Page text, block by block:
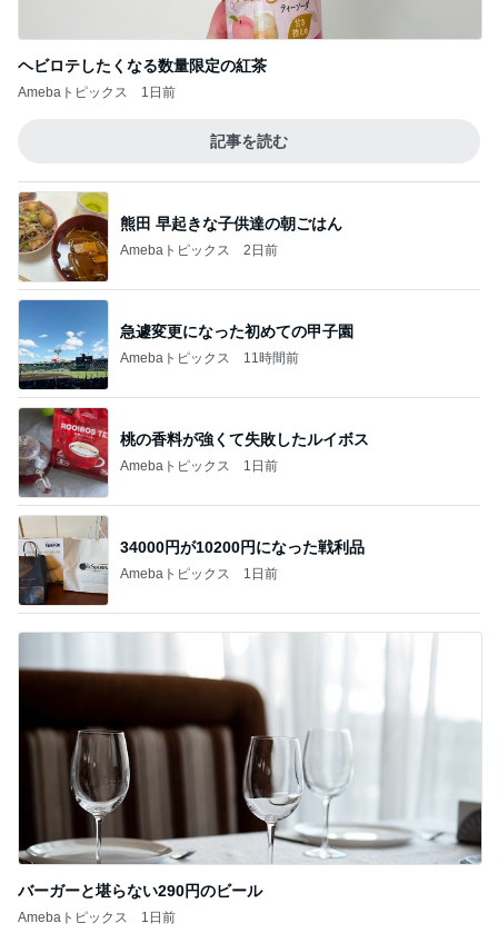
ヘビロテしたくなる数量限定の紅茶
Amebaトピックス 1日前
記事を読む
熊田 早起きな子供達の朝ごはん
Amebaトピックス 2日前
急遽変更になった初めての甲子園
Amebaトピックス 11時間前
桃の香料が強くて失敗したルイボス
Amebaトピックス 1日前
34000円が10200円になった戦利品
Amebaトピックス 1日前
バーガーと堪らない290円のビール
Amebaトピックス 1日前